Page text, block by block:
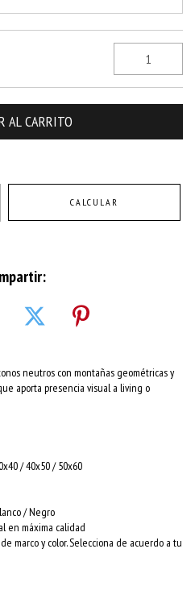
CALCULAR
neutros con montañas geométricas y
aporta presencia visual a living o
/ 40x50 / 50x60
/ Negro
en máxima calidad
marco y color. Selecciona de acuerdo a tu